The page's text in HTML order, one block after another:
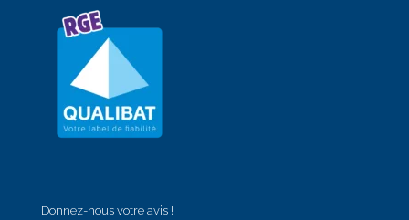
Donnez-nous votre avis !